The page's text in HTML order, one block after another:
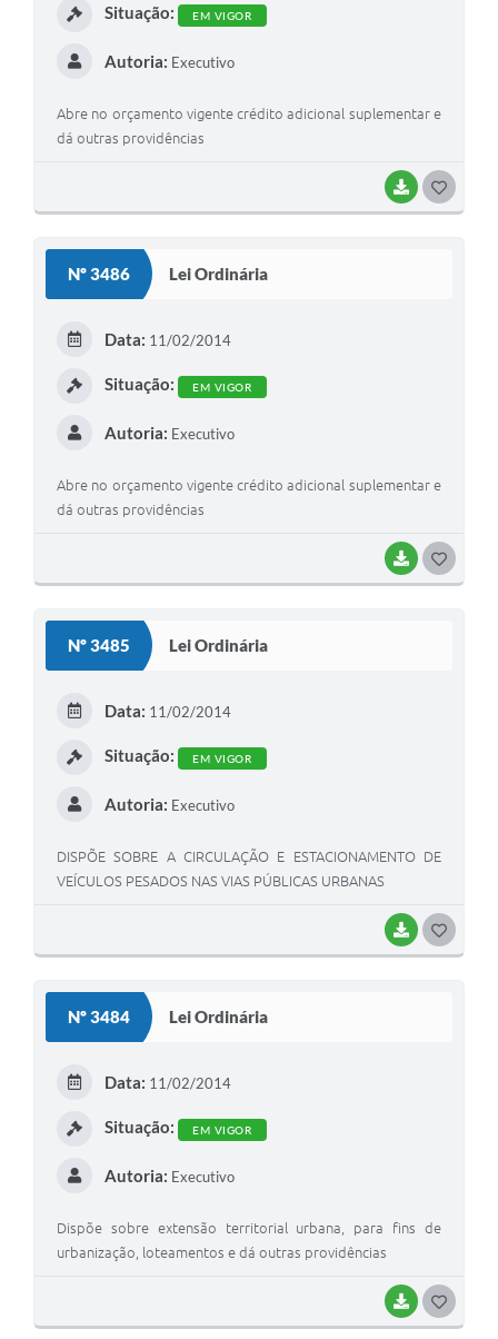
BAIXAR
Situação: EM VIGOR
Autoria: Executivo
Abre no orçamento vigente crédito adicional suplementar e
dá outras providências
Nº 3486 Lei Ordinária
BAIXAR
Data: 11/02/2014
Situação: EM VIGOR
Autoria: Executivo
Abre no orçamento vigente crédito adicional suplementar e
dá outras providências
Nº 3485 Lei Ordinária
BAIXAR
Data: 11/02/2014
Situação: EM VIGOR
Autoria: Executivo
DISPÕE SOBRE A CIRCULAÇÃO E ESTACIONAMENTO DE
VEÍCULOS PESADOS NAS VIAS PÚBLICAS URBANAS
Nº 3484 Lei Ordinária
BAIXAR
Data: 11/02/2014
Situação: EM VIGOR
Autoria: Executivo
Dispõe sobre extensão territorial urbana, para fins de
urbanização, loteamentos e dá outras providências